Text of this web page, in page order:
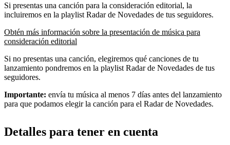
Si presentas una canción para la consideración editorial, la
incluiremos en la playlist Radar de Novedades de tus seguidores.
Obtén más información sobre la presentación de música para
consideración editorial
Si no presentas una canción, elegiremos qué canciones de tu
lanzamiento pondremos en la playlist Radar de Novedades de tus
seguidores.
Importante: envía tu música al menos 7 días antes del lanzamiento
para que podamos elegir la canción para el Radar de Novedades.
Detalles para tener en cuenta